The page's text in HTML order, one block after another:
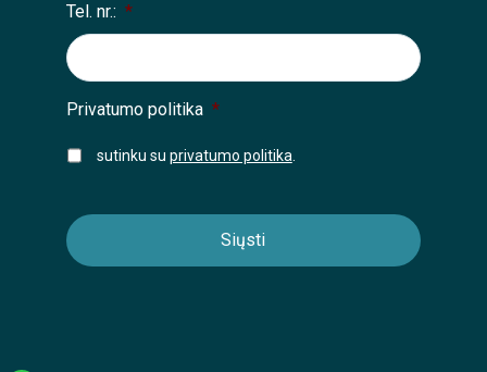
Tel. nr.: *
Privatumo politika *
sutinku su privatumo politika